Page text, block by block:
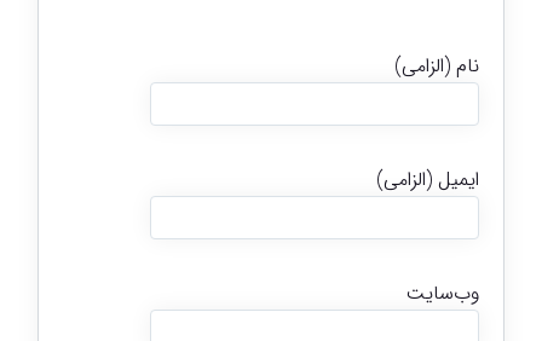
نام (الزامی)
ایمیل (الزامی)
وب‌سایت